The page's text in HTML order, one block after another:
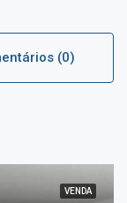
(0)
VENDA